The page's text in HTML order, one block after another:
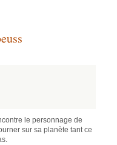
le personnage de
sur sa planète tant ce